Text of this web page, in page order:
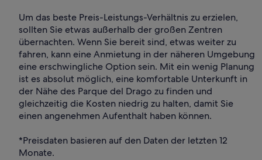
Um das beste Preis-Leistungs-Verhältnis zu erzielen,
sollten Sie etwas außerhalb der großen Zentren
übernachten. Wenn Sie bereit sind, etwas weiter zu
fahren, kann eine Anmietung in der näheren Umgebung
eine erschwingliche Option sein. Mit ein wenig Planung
ist es absolut möglich, eine komfortable Unterkunft in
der Nähe des Parque del Drago zu finden und
gleichzeitig die Kosten niedrig zu halten, damit Sie
einen angenehmen Aufenthalt haben können.
*Preisdaten basieren auf den Daten der letzten 12
Monate.